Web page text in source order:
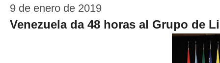
9 de enero de 2019
Venezuela da 48 horas al Grupo de